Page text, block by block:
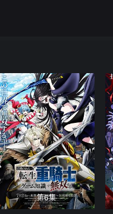
第6集